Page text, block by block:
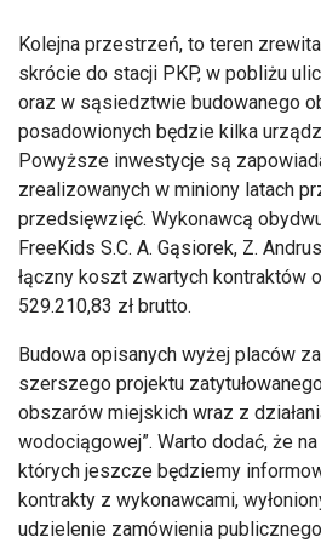
Kolejna przestrzeń, to teren
skrócie do stacji PKP, w pobliżu
oraz w sąsiedztwie budowanego
posadowionych będzie kilka
Powyższe inwestycje są
zrealizowanych w miniony latach
przedsięwzięć. Wykonawcą
FreeKids S.C. A. Gąsiorek, Z.
łączny koszt zwartych kontraktów
529.210,83 zł brutto.
Budowa opisanych wyżej placów
szerszego projektu zatytu
obszarów miejskich wraz z dzia
wodociągowej”. Warto dodać, że
których jeszcze będziemy
kontrakty z wykonawcami,
udzielenie zamówienia